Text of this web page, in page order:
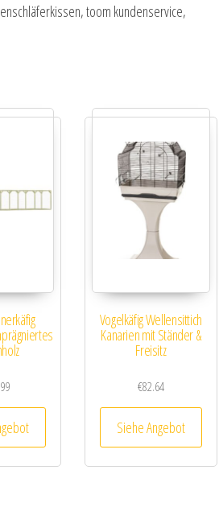
toom kundenservice,
Vogelkäfig Wellensittich
Kanarien mit Ständer &
Freisitz
€82.64
Siehe Angebot